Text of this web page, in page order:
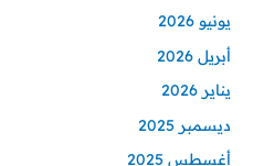
يونيو 2026
أبريل 2026
يناير 2026
ديسمبر 2025
أغسطس 2025